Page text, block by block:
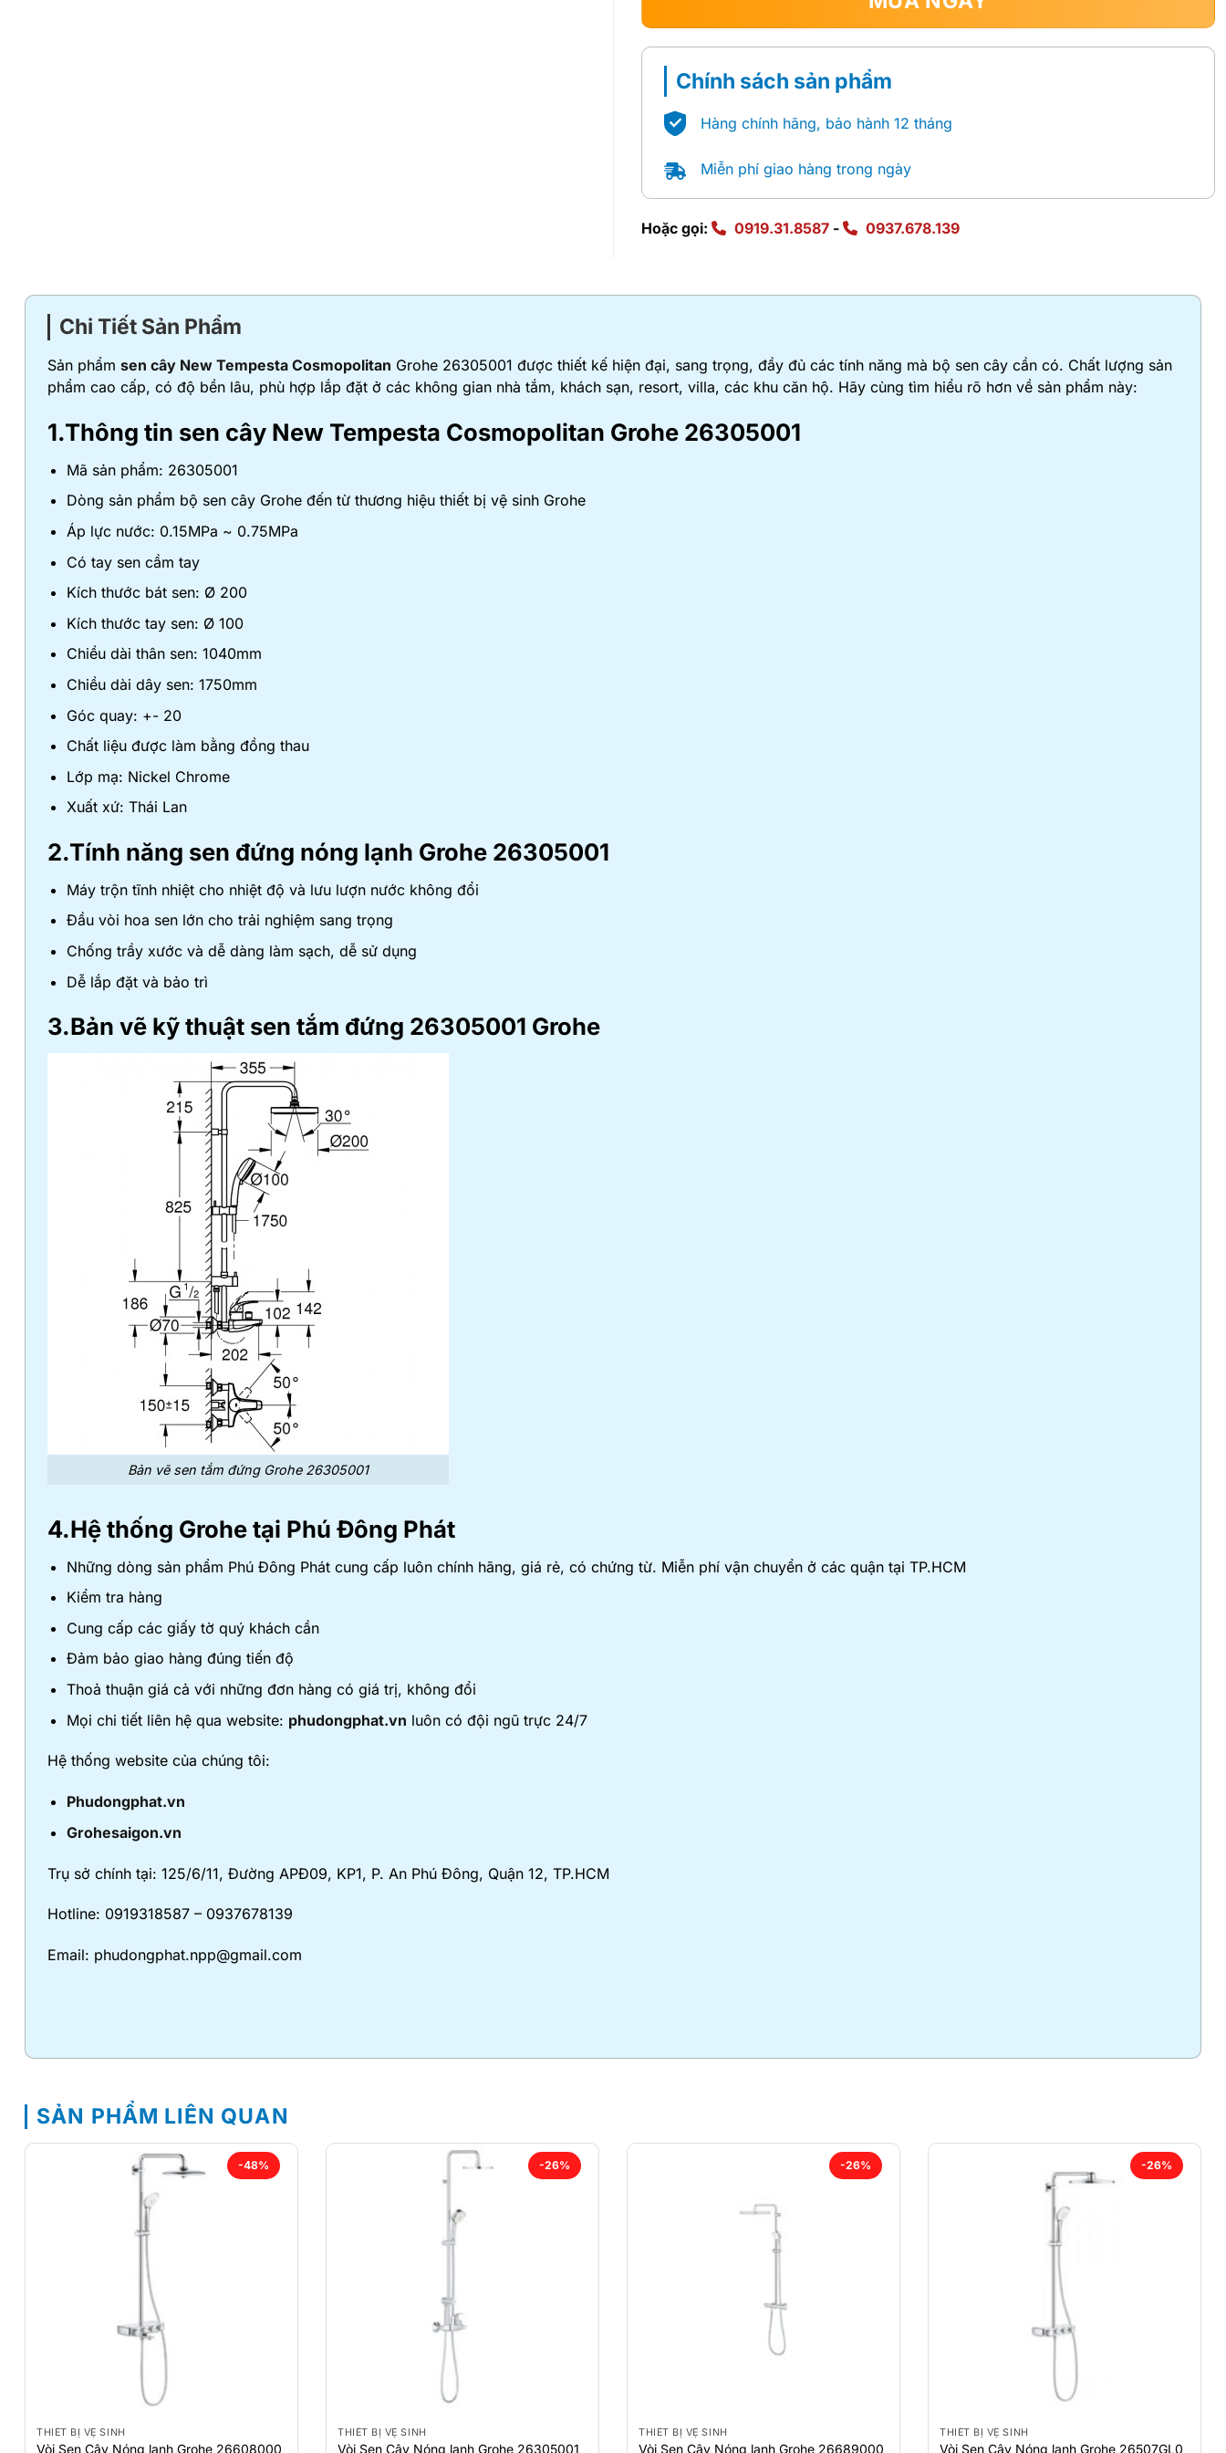
Chính sách sản phẩm
Hàng chính hãng, bảo hành 12 tháng
Miễn phí giao hàng trong ngày
Hoặc gọi: 0919.31.8587 - 0937.678.139
Chi Tiết Sản Phẩm
Sản phẩm sen cây New Tempesta Cosmopolitan Grohe 26305001 được thiết kế hiện đại, sang trọng, đầy đủ các tính năng mà bộ sen cây cần có. Chất lượng sản
phẩm cao cấp, có độ bền lâu, phù hợp lắp đặt ở các không gian nhà tắm, khách sạn, resort, villa, các khu căn hộ. Hãy cùng tìm hiểu rõ hơn về sản phẩm này:
1.Thông tin sen cây New Tempesta Cosmopolitan Grohe 26305001
Mã sản phẩm: 26305001
Dòng sản phẩm bộ sen cây Grohe đến từ thương hiệu thiết bị vệ sinh Grohe
Áp lực nước: 0.15MPa ~ 0.75MPa
Có tay sen cầm tay
Kích thước bát sen: Ø 200
Kích thước tay sen: Ø 100
Chiều dài thân sen: 1040mm
Chiều dài dây sen: 1750mm
Góc quay: +- 20
Chất liệu được làm bằng đồng thau
Lớp mạ: Nickel Chrome
Xuất xứ: Thái Lan
2.Tính năng sen đứng nóng lạnh Grohe 26305001
Máy trộn tĩnh nhiệt cho nhiệt độ và lưu lượn nước không đổi
Đầu vòi hoa sen lớn cho trải nghiệm sang trọng
Chống trầy xước và dễ dàng làm sạch, dễ sử dụng
Dễ lắp đặt và bảo trì
3.Bản vẽ kỹ thuật sen tắm đứng 26305001 Grohe
Bản vẽ sen tắm đứng Grohe 26305001
4.Hệ thống Grohe tại Phú Đông Phát
Những dòng sản phẩm Phú Đông Phát cung cấp luôn chính hãng, giá rẻ, có chứng từ. Miễn phí vận chuyển ở các quận tại TP.HCM
Kiểm tra hàng
Cung cấp các giấy tờ quý khách cần
Đảm bảo giao hàng đúng tiến độ
Thoả thuận giá cả với những đơn hàng có giá trị, không đổi
Mọi chi tiết liên hệ qua website: phudongphat.vn luôn có đội ngũ trực 24/7
Hệ thống website của chúng tôi:
Phudongphat.vn
Grohesaigon.vn
Trụ sở chính tại: 125/6/11, Đường APĐ09, KP1, P. An Phú Đông, Quận 12, TP.HCM
Hotline: 0919318587 – 0937678139
Email: phudongphat.npp@gmail.com
SẢN PHẨM LIÊN QUAN
-48%
THIẾT BỊ VỆ SINH
Vòi Sen Cây Nóng lạnh Grohe 26608000
-26%
THIẾT BỊ VỆ SINH
Vòi Sen Cây Nóng lạnh Grohe 26305001
-26%
THIẾT BỊ VỆ SINH
Vòi Sen Cây Nóng lạnh Grohe 26689000
-26%
THIẾT BỊ VỆ SINH
Vòi Sen Cây Nóng lạnh Grohe 26507GL0